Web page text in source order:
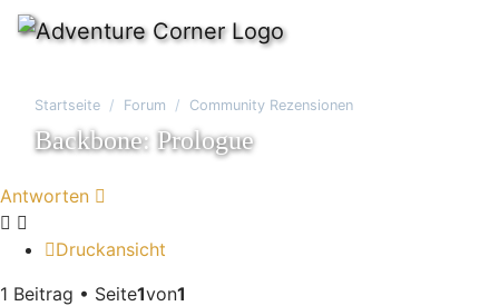
Startseite Forum Community Rezensionen
Backbone: Prologue
Antworten
Druckansicht
1 Beitrag • Seite1von1